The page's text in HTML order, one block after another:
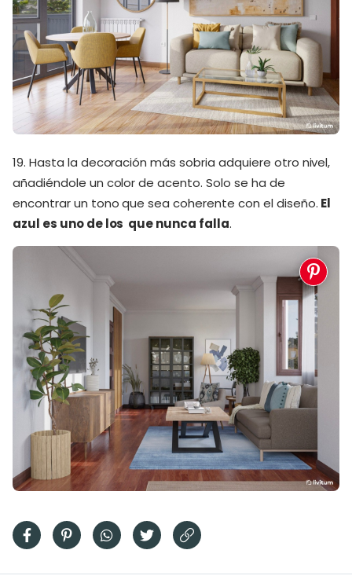
19. Hasta la decoración más sobria adquiere otro nivel,
añadiéndole un color de acento. Solo se ha de
encontrar un tono que sea coherente con el diseño. El
azul es uno de los que nunca falla.